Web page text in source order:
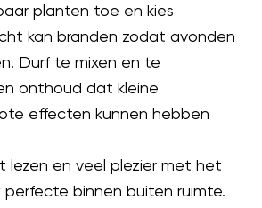
planten toe en kies
kan branden zodat avonden
Durf te mixen en te
onthoud dat kleine
effecten kunnen hebben
lezen en veel plezier met het
perfecte binnen buiten ruimte.